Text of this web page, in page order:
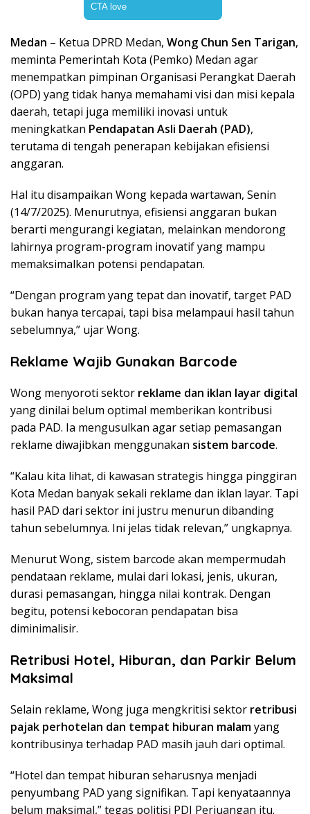
Medan – Ketua DPRD Medan, Wong Chun Sen Tarigan,
meminta Pemerintah Kota (Pemko) Medan agar
menempatkan pimpinan Organisasi Perangkat Daerah
(OPD) yang tidak hanya memahami visi dan misi kepala
daerah, tetapi juga memiliki inovasi untuk
meningkatkan Pendapatan Asli Daerah (PAD),
terutama di tengah penerapan kebijakan efisiensi
anggaran.
Hal itu disampaikan Wong kepada wartawan, Senin
(14/7/2025). Menurutnya, efisiensi anggaran bukan
berarti mengurangi kegiatan, melainkan mendorong
lahirnya program-program inovatif yang mampu
memaksimalkan potensi pendapatan.
“Dengan program yang tepat dan inovatif, target PAD
bukan hanya tercapai, tapi bisa melampaui hasil tahun
sebelumnya,” ujar Wong.
Reklame Wajib Gunakan Barcode
Wong menyoroti sektor reklame dan iklan layar digital
yang dinilai belum optimal memberikan kontribusi
pada PAD. Ia mengusulkan agar setiap pemasangan
reklame diwajibkan menggunakan sistem barcode.
“Kalau kita lihat, di kawasan strategis hingga pinggiran
Kota Medan banyak sekali reklame dan iklan layar. Tapi
hasil PAD dari sektor ini justru menurun dibanding
tahun sebelumnya. Ini jelas tidak relevan,” ungkapnya.
Menurut Wong, sistem barcode akan mempermudah
pendataan reklame, mulai dari lokasi, jenis, ukuran,
durasi pemasangan, hingga nilai kontrak. Dengan
begitu, potensi kebocoran pendapatan bisa
diminimalisir.
Retribusi Hotel, Hiburan, dan Parkir Belum
Maksimal
Selain reklame, Wong juga mengkritisi sektor retribusi
pajak perhotelan dan tempat hiburan malamyang
kontribusinya terhadap PAD masih jauh dari optimal.
“Hotel dan tempat hiburan seharusnya menjadi
penyumbang PAD yang signifikan. Tapi kenyataannya
belum maksimal,” tegas politisi PDI Perjuangan itu.